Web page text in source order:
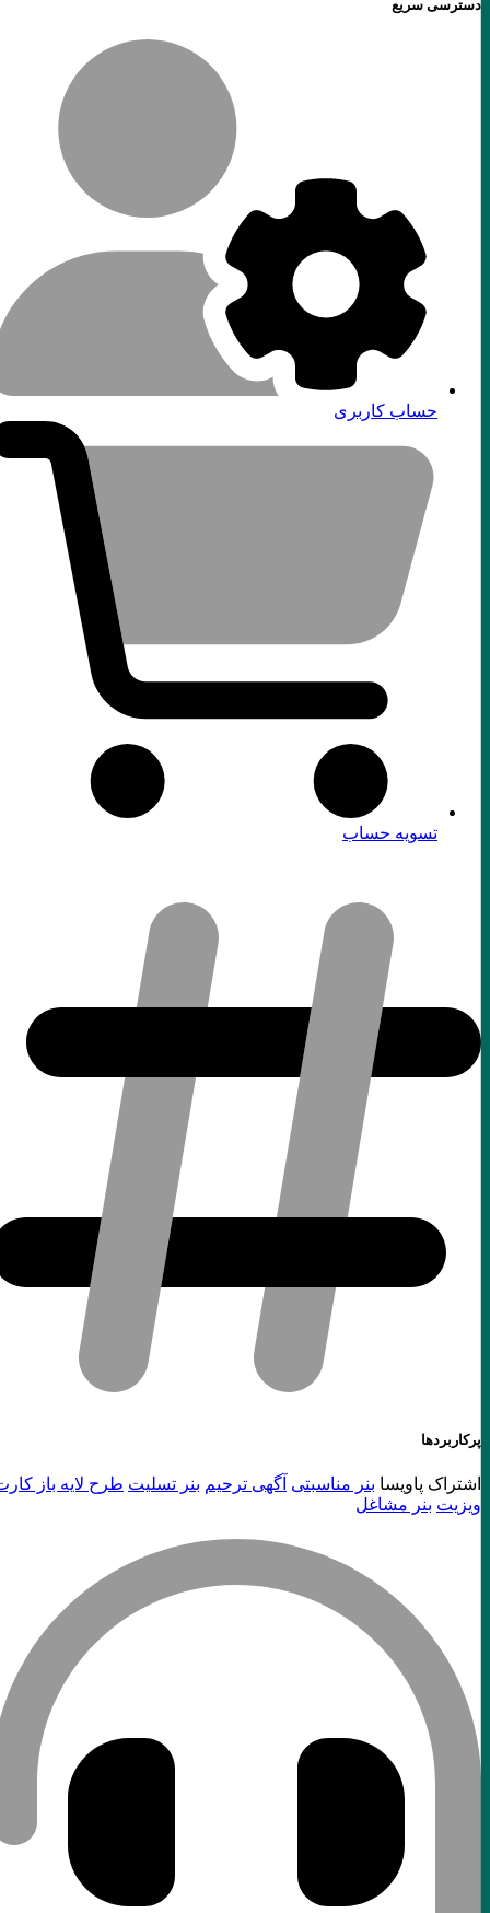
دسترسی سریع
حساب کاربری
تسویه حساب
پرکاربردها
اشتراک پاویسا بنر مناسبتی آگهی ترحیم بنر تسلیت طرح لایه باز کارت
ویزیت بنر مشاغل